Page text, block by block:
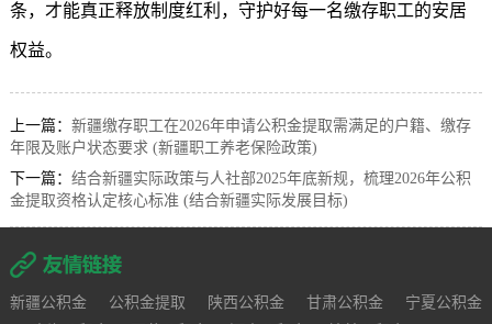
条，才能真正释放制度红利，守护好每一名缴存职工的安居
权益。
上一篇： 新疆缴存职工在2026年申请公积金提取需满足的户籍、缴存
年限及账户状态要求 (新疆职工养老保险政策)
下一篇： 结合新疆实际政策与人社部2025年底新规，梳理2026年公积
金提取资格认定核心标准 (结合新疆实际发展目标)
新疆公积金 公积金提取 陕西公积金 甘肃公积金
宁夏公积金